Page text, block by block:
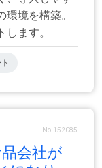
境を構築。
ます。
No.152085
会社が